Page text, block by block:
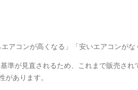
アコンが高くなる」「安いエアコンが
準が見直されるため、これまで販売さ
があります。